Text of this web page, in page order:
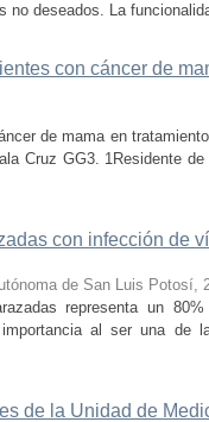
no deseados. La
con cáncer de
de mama en
Cruz GG3. 1Residente de
con infección de
de San Luis Potosí,
representa un
al ser una de
de la Unidad de